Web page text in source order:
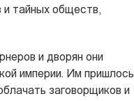
и тайных обществ,
и дворян они
империи. Им пришлось
заговорщиков и